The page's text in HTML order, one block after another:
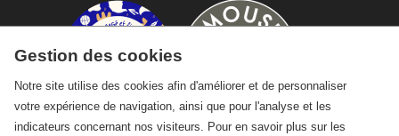
Gestion des cookies
Notre site utilise des cookies afin d'améliorer et de personnaliser
votre expérience de navigation, ainsi que pour l'analyse et les
indicateurs concernant nos visiteurs. Pour en savoir plus sur les